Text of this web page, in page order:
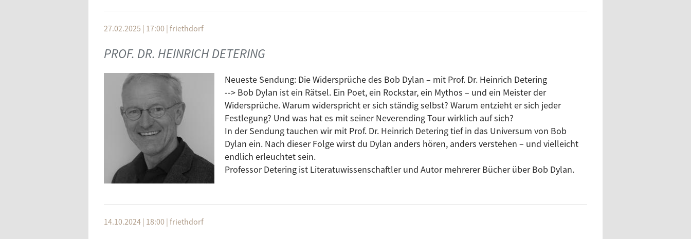
27.02.2025 | 17:00 | friethdorf
PROF. DR. HEINRICH DETERING
Neueste Sendung: Die Widersprüche des Bob Dylan – mit Prof. Dr. Heinrich Detering
--> Bob Dylan ist ein Rätsel. Ein Poet, ein Rockstar, ein Mythos – und ein Meister der
Widersprüche. Warum widerspricht er sich ständig selbst? Warum entzieht er sich jeder
Festlegung? Und was hat es mit seiner Neverending Tour wirklich auf sich?
In der Sendung tauchen wir mit Prof. Dr. Heinrich Detering tief in das Universum von Bob
Dylan ein. Nach dieser Folge wirst du Dylan anders hören, anders verstehen – und vielleicht
endlich erleuchtet sein.
Professor Detering ist Literatuwissenschaftler und Autor mehrerer Bücher über Bob Dylan.
14.10.2024 | 18:00 | friethdorf